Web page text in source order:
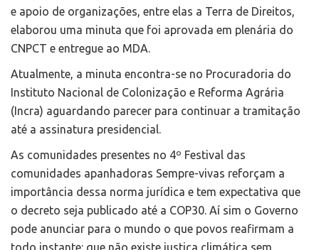
e apoio de organizações, entre elas a Terra de Direitos,
elaborou uma minuta que foi aprovada em plenária do
CNPCT e entregue ao MDA.
Atualmente, a minuta encontra-se no Procuradoria do
Instituto Nacional de Colonização e Reforma Agrária
(Incra) aguardando parecer para continuar a tramitação
até a assinatura presidencial.
As comunidades presentes no 4º Festival das
comunidades apanhadoras Sempre-vivas reforçam a
importância dessa norma jurídica e tem expectativa que
o decreto seja publicado até a COP30. Aí sim o Governo
pode anunciar para o mundo o que povos reafirmam a
todo instante: que não existe justiça climática sem